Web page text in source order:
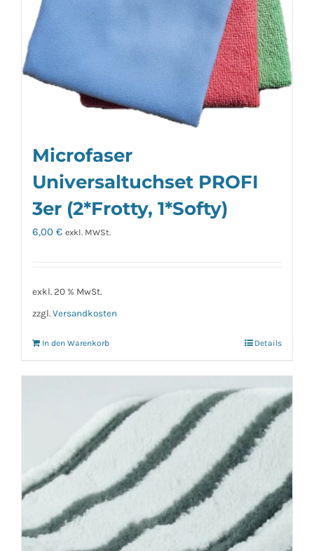
Microfaser
Universaltuchset PROFI
3er (2*Frotty, 1*Softy)
6,00 € exkl. MWSt.
exkl. 20 % MwSt.
zzgl. Versandkosten
In den Warenkorb Details